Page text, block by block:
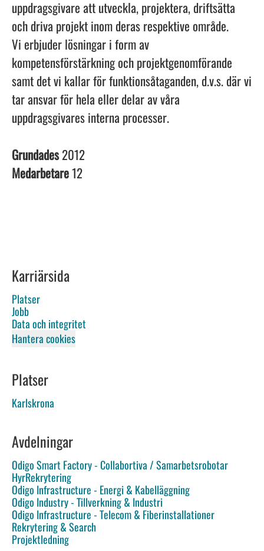
uppdragsgivare att utveckla, projektera, driftsätta
och driva projekt inom deras respektive område.
Vi erbjuder lösningar i form av
kompetensförstärkning och projektgenomförande
samt det vi kallar för funktionsåtaganden, d.v.s. där vi
tar ansvar för hela eller delar av våra
uppdragsgivares interna processer.
Grundades2012
Medarbetare12
Karriärsida
Platser
Jobb
Data och integritet
Hantera cookies
Platser
Karlskrona
Avdelningar
Odigo Smart Factory - Collabortiva / Samarbetsrobotar
HyrRekrytering
Odigo Infrastructure - Energi & Kabelläggning
Odigo Industry - Tillverkning & Industri
Odigo Infrastructure - Telecom & Fiberinstallationer
Rekrytering & Search
Projektledning